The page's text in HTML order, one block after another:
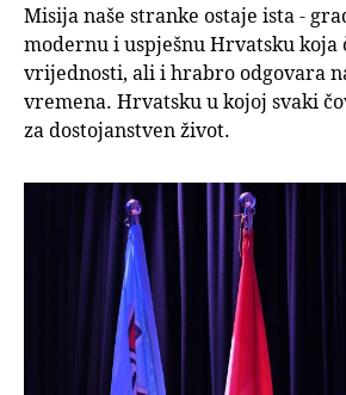
Misija naše stranke ostaje ista -
modernu i uspješnu Hrvatsku koja
vrijednosti, ali i hrabro odgovara
vremena. Hrvatsku u kojoj svaki
za dostojanstven život.